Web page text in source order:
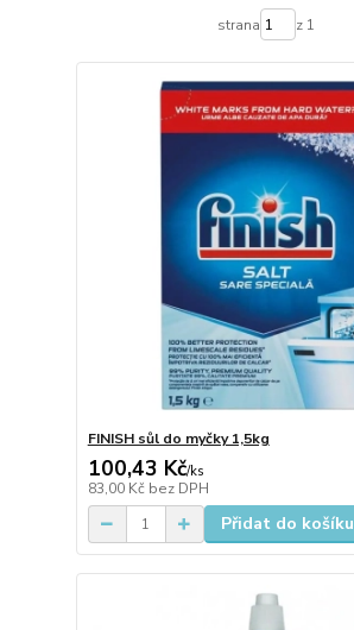
strana z 1
FINISH sůl do myčky 1,5kg
100,43 Kč/ks
83,00 Kč bez DPH
Přidat do košíku